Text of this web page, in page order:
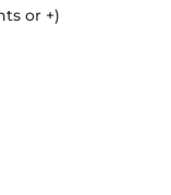
or +)